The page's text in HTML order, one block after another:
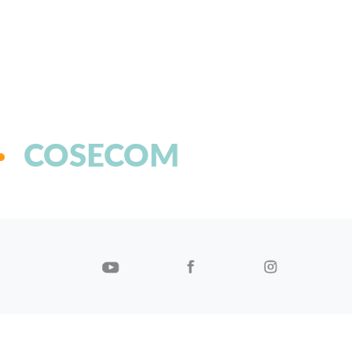
COSECOM